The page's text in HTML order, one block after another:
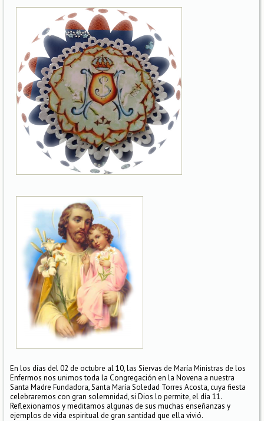
En los días del 02 de octubre al 10, las Siervas de María Ministras de los
Enfermos nos unimos toda la Congregación en la Novena a nuestra
Santa Madre Fundadora, Santa María Soledad Torres Acosta, cuya fiesta
celebraremos con gran solemnidad, si Dios lo permite, el día 11.
Reflexionamos y meditamos algunas de sus muchas enseñanzas y
ejemplos de vida espiritual de gran santidad que ella vivió.